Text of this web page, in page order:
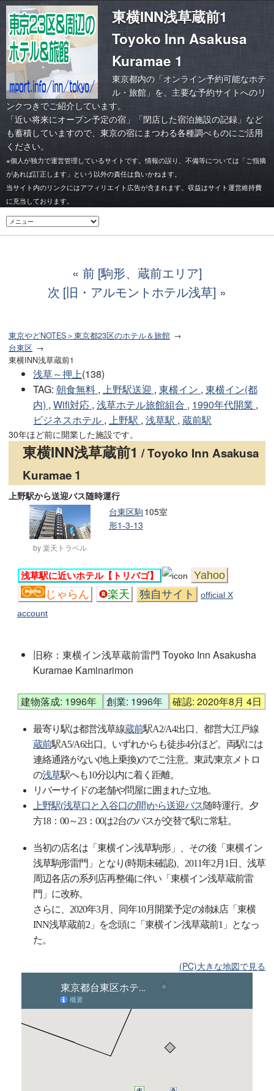
東横INN浅草蔵前1
Toyoko Inn Asakusa
Kuramae 1
東京都内の「オンライン予約可能なホテ
ル・旅館」を、主要な予約サイトへのリ
ンクつきでご紹介しています。
「近い将来にオープン予定の宿 」「閉店した宿泊施設の記録 」など
も蓄積していますので、東京の宿にまつわる各種調べものにご活用
ください。
※個人が独力で運営管理しているサイトです。情報の誤り、不備等については「ご指摘
があれば訂正します」という以外の責任は負いかねます。
当サイト内のリンクにはアフィリエイト広告が含まれます。収益はサイト運営維持費
に充当しております。
前 [駒形、蔵前エリア]
次 [旧・アルモントホテル浅草]
東京やどNOTES＞東京都23区のホテル＆旅館
台東区
東横INN浅草蔵前1
浅草～押上(138)
TAG: 朝食無料 , 上野駅送迎 , 東横イン , 東横イン(都
内) , Wifi対応 , 浅草ホテル旅館組合 , 1990年代開業 ,
ビジネスホテル , 上野駅 , 浅草駅 , 蔵前駅
30年ほど前に開業した施設です。
東横INN浅草蔵前1 / Toyoko Inn Asakusa
Kuramae 1
上野駅から送迎バス随時運行
by 楽天トラベル
105室
台東区駒
形1-3-13
浅草駅に近いホテル【トリバゴ】
Yahoo
じゃらん
楽天 独自サイト
official X
account
旧称：東横イン浅草蔵前雷門 Toyoko Inn Asakusha
Kuramae Kaminarimon
建物落成: 1996年 創業: 1996年 確認: 2020年8月 4日
最寄り駅は都営浅草線蔵前駅A2/A4出口、都営大江戸線
蔵前駅A5/A6出口。いずれからも徒歩4分ほど。両駅には
連絡通路がない(地上乗換)のでご注意。東武/東京メトロ
の浅草駅へも10分以内に着く距離。
リバーサイドの老舗や問屋に囲まれた立地。
上野駅(浅草口と入谷口の間)から送迎バス随時運行。夕
方18：00～23：00は2台のバスが交替で駅に常駐。
当初の店名は「東横イン浅草駒形」、その後「東横イン
浅草駒形雷門」となり(時期未確認)、2011年2月1日、浅草
周辺各店の系列店再整備に伴い「東横イン浅草蔵前雷
門」に改称。
さらに、2020年3月、同年10月開業予定の姉妹店「東横
INN浅草蔵前2」を念頭に「東横イン浅草蔵前1」となっ
た。
(PC)大きな地図で見る